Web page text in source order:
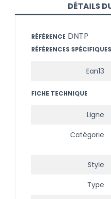
DÉTAILS
RÉFÉRENCE DNTP
RÉFÉRENCES SPÉCIFIQUES
Ean13
FICHE TECHNIQUE
Ligne
Catégorie
Style
Type